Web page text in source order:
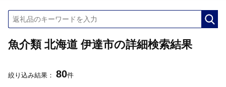
魚介類 北海道 伊達市の詳細検索結果
絞り込み結果： 80件